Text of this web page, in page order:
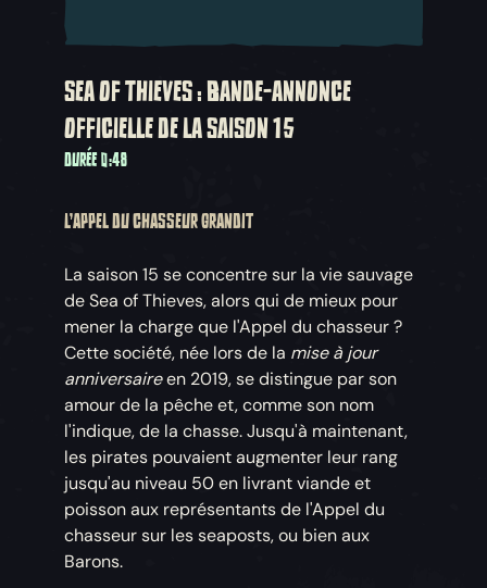
SEA OF THIEVES : BANDE-ANNONCE
OFFICIELLE DE LA SAISON 15
DURÉE 0:48
L'APPEL DU CHASSEUR GRANDIT
La saison 15 se concentre sur la vie sauvage
de Sea of Thieves, alors qui de mieux pour
mener la charge que l'Appel du chasseur ?
Cette société, née lors de la mise à jour
anniversaireen 2019, se distingue par son
amour de la pêche et, comme son nom
l'indique, de la chasse. Jusqu'à maintenant,
les pirates pouvaient augmenter leur rang
jusqu'au niveau 50 en livrant viande et
poisson aux représentants de l'Appel du
chasseur sur les seaposts, ou bien aux
Barons.